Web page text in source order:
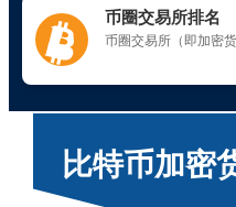
比特币加密